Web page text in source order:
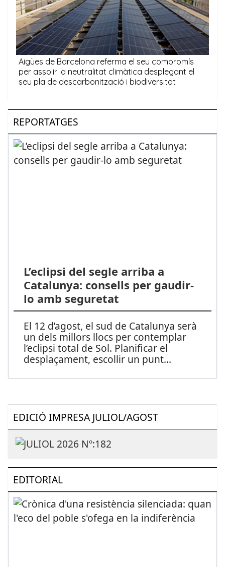
REPORTATGES
L’eclipsi del segle arriba a
Catalunya: consells per gaudir-
lo amb seguretat
El 12 d’agost, el sud de Catalunya serà
un dels millors llocs per contemplar
l’eclipsi total de Sol. Planificar el
desplaçament, escollir un punt...
EDICIÓ IMPRESA JULIOL/AGOST
EDITORIAL